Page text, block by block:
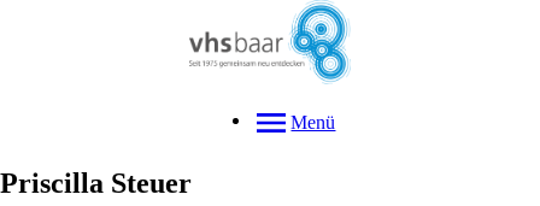
Menü
Priscilla Steuer